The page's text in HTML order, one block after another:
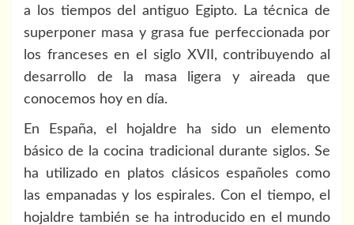
a los tiempos del antiguo Egipto. La técnica de
superponer masa y grasa fue perfeccionada por
los franceses en el siglo XVII, contribuyendo al
desarrollo de la masa ligera y aireada que
conocemos hoy en día.
En España, el hojaldre ha sido un elemento
básico de la cocina tradicional durante siglos. Se
ha utilizado en platos clásicos españoles como
las empanadas y los espirales. Con el tiempo, el
hojaldre también se ha introducido en el mundo